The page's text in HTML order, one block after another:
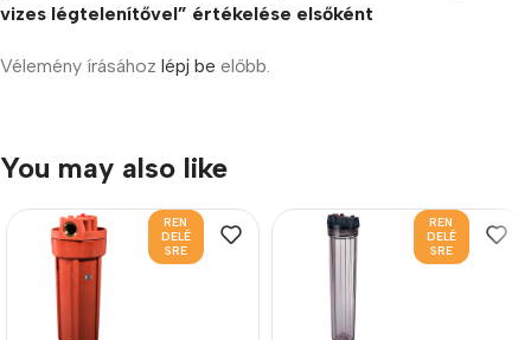
vizes légtelenítővel” értékelése elsőként
Vélemény írásához lépj be előbb.
You may also like
REN
DELÉ
SRE
REN
DELÉ
SRE